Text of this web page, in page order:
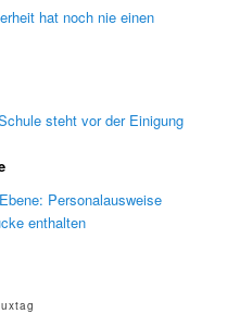
hat noch nie einen
steht vor der Einigung
Personalausweise
enthalten